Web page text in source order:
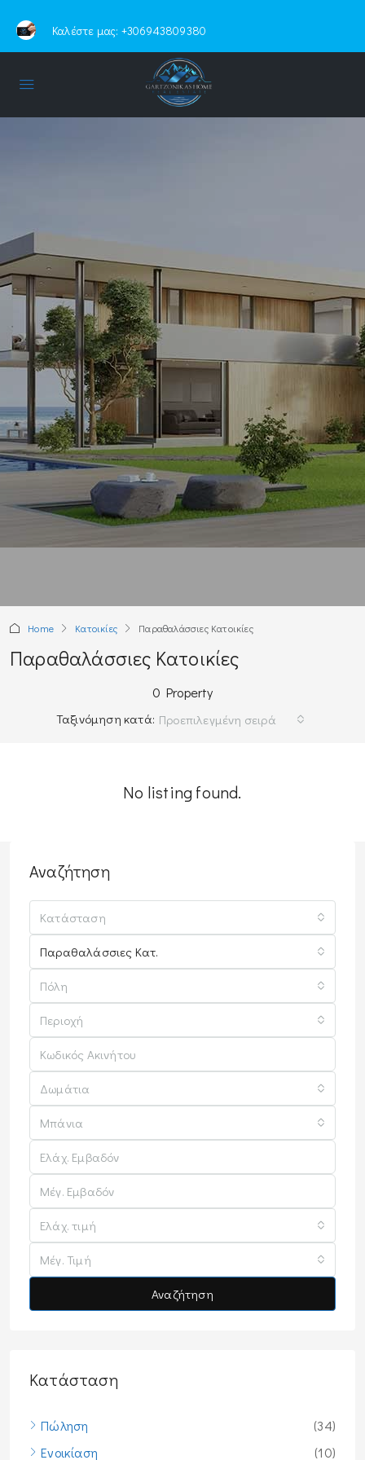
Καλέστε μας: +306943809380
Home Κατοικίες Παραθαλάσσιες Kατοικίες
Παραθαλάσσιες Kατοικίες
0 Property
Ταξινόμηση κατά: Προεπιλεγμένη σειρά
No listing found.
Αναζήτηση
Κατάσταση
Παραθαλάσσιες Κατ.
Πόλη
Περιοχή
Δωμάτια
Μπάνια
Ελάχ. τιμή
Μέγ. Τιμή
Αναζήτηση
Κατάσταση
Πώληση
(34)
Ενοικίαση
(10)